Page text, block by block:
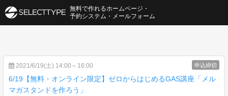
2021/6/19(土) 14:00～16:00
6/19【無料・オンライン限定】ゼロからはじめるGAS講座「メル
マガスタンドを作ろう」
申込締切
無料で作れるホームページ・
予約システム・メールフォーム